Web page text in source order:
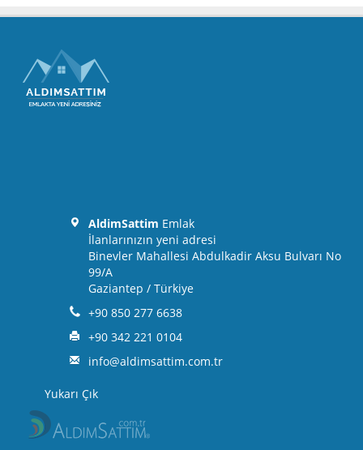
AldimSattim Emlak
İlanlarınızın yeni adresi
Binevler Mahallesi Abdulkadir Aksu Bulvarı No
99/A
Gaziantep / Türkiye
+90 850 277 6638
+90 342 221 0104
info@aldimsattim.com.tr
Yukarı Çık